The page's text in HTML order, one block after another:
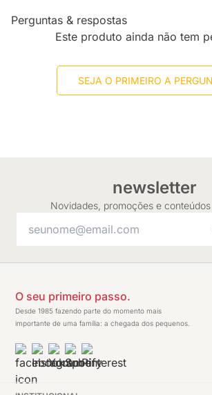
Perguntas & respostas
Este produto ainda não tem
SEJA O PRIMEIRO A
newsletter
Novidades, promoções e
O seu primeiro passo.
Desde 1985 fazendo parte do momento mais
importante de uma família: a chegada dos pequenos.